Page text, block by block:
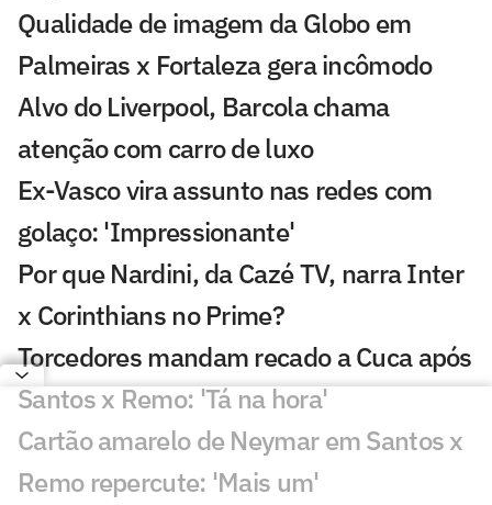
Qualidade de imagem da Globo em
Palmeiras x Fortaleza gera incômodo
Alvo do Liverpool, Barcola chama
atenção com carro de luxo
Ex-Vasco vira assunto nas redes com
golaço: 'Impressionante'
Por que Nardini, da Cazé TV, narra Inter
x Corinthians no Prime?
Torcedores mandam recado a Cuca após
Santos x Remo: 'Tá na hora'
Cartão amarelo de Neymar em Santos x
Remo repercute: 'Mais um'